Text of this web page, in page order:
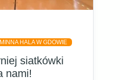
HALA W GDOWIE
siatkówki
nami!